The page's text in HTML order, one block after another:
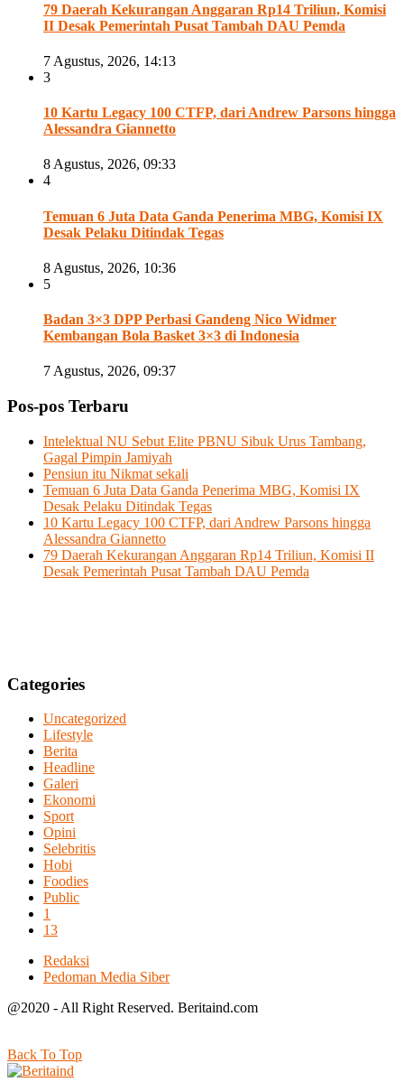
79 Daerah Kekurangan Anggaran Rp14 Triliun, Komisi
II Desak Pemerintah Pusat Tambah DAU Pemda
7 Agustus, 2026, 14:13
3
10 Kartu Legacy 100 CTFP, dari Andrew Parsons hingga
Alessandra Giannetto
8 Agustus, 2026, 09:33
4
Temuan 6 Juta Data Ganda Penerima MBG, Komisi IX
Desak Pelaku Ditindak Tegas
8 Agustus, 2026, 10:36
5
Badan 3×3 DPP Perbasi Gandeng Nico Widmer
Kembangan Bola Basket 3×3 di Indonesia
7 Agustus, 2026, 09:37
Pos-pos Terbaru
Intelektual NU Sebut Elite PBNU Sibuk Urus Tambang,
Gagal Pimpin Jamiyah
Pensiun itu Nikmat sekali
Temuan 6 Juta Data Ganda Penerima MBG, Komisi IX
Desak Pelaku Ditindak Tegas
10 Kartu Legacy 100 CTFP, dari Andrew Parsons hingga
Alessandra Giannetto
79 Daerah Kekurangan Anggaran Rp14 Triliun, Komisi II
Desak Pemerintah Pusat Tambah DAU Pemda
Categories
Uncategorized
Lifestyle
Berita
Headline
Galeri
Ekonomi
Sport
Opini
Selebritis
Hobi
Foodies
Public
1
13
Redaksi
Pedoman Media Siber
@2020 - All Right Reserved. Beritaind.com
Back To Top